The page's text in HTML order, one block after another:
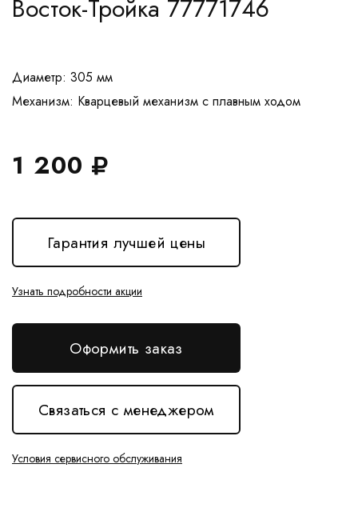
Восток-Тройка 77771746
Диаметр: 305 мм
1 200
Гарантия лучшей цены
Узнать подробности акции
Оформить заказ
Связаться с менеджером
Условия сервисного обслуживания